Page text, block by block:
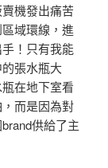
機發出痛苦
域環線，進
！只有我能
張水瓶大
在地下室看
而是因為對
供給了主